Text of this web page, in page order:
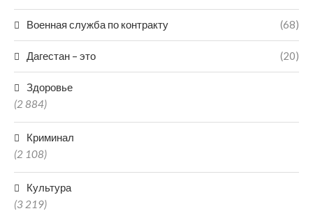
Военная служба по контракту (68)
Дагестан – это (20)
Здоровье
(2 884)
Криминал
(2 108)
Культура
(3 219)